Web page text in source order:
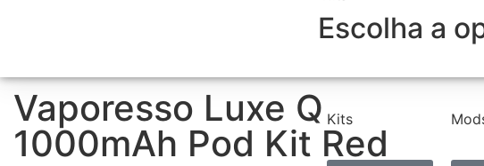
Escolha a
Kits
Vaporesso Luxe Q
1000mAh Pod Kit Red